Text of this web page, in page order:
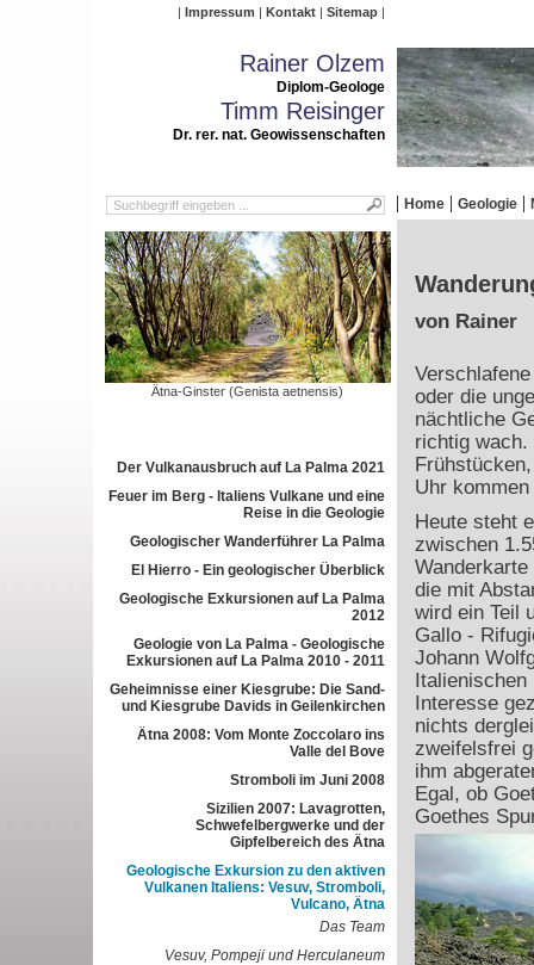
Impressum Kontakt Sitemap
Rainer Olzem
Diplom-Geologe
Timm Reisinger
Dr. rer. nat. Geowissenschaften
Home Geologie
Ätna-Ginster (Genista aetnensis)
Der Vulkanausbruch auf La Palma 2021
Feuer im Berg - Italiens Vulkane und eine
Reise in die Geologie
Geologischer Wanderführer La Palma
El Hierro - Ein geologischer Überblick
Geologische Exkursionen auf La Palma
2012
Geologie von La Palma - Geologische
Exkursionen auf La Palma 2010 - 2011
Geheimnisse einer Kiesgrube: Die Sand-
und Kiesgrube Davids in Geilenkirchen
Ätna 2008: Vom Monte Zoccolaro ins
Valle del Bove
Stromboli im Juni 2008
Sizilien 2007: Lavagrotten,
Schwefelbergwerke und der
Gipfelbereich des Ätna
Geologische Exkursion zu den aktiven
Vulkanen Italiens: Vesuv, Stromboli,
Vulcano, Ätna
Das Team
Vesuv, Pompeji und Herculaneum
von Rainer
oder die
nächtliche
richtig wach.
Uhr
Heute steht
zwischen
die mit
wird ein Teil
Gallo -
Johann
Italienischen
Interesse
nichts
zweifelsfrei
ihm
Egal, ob
Goethes